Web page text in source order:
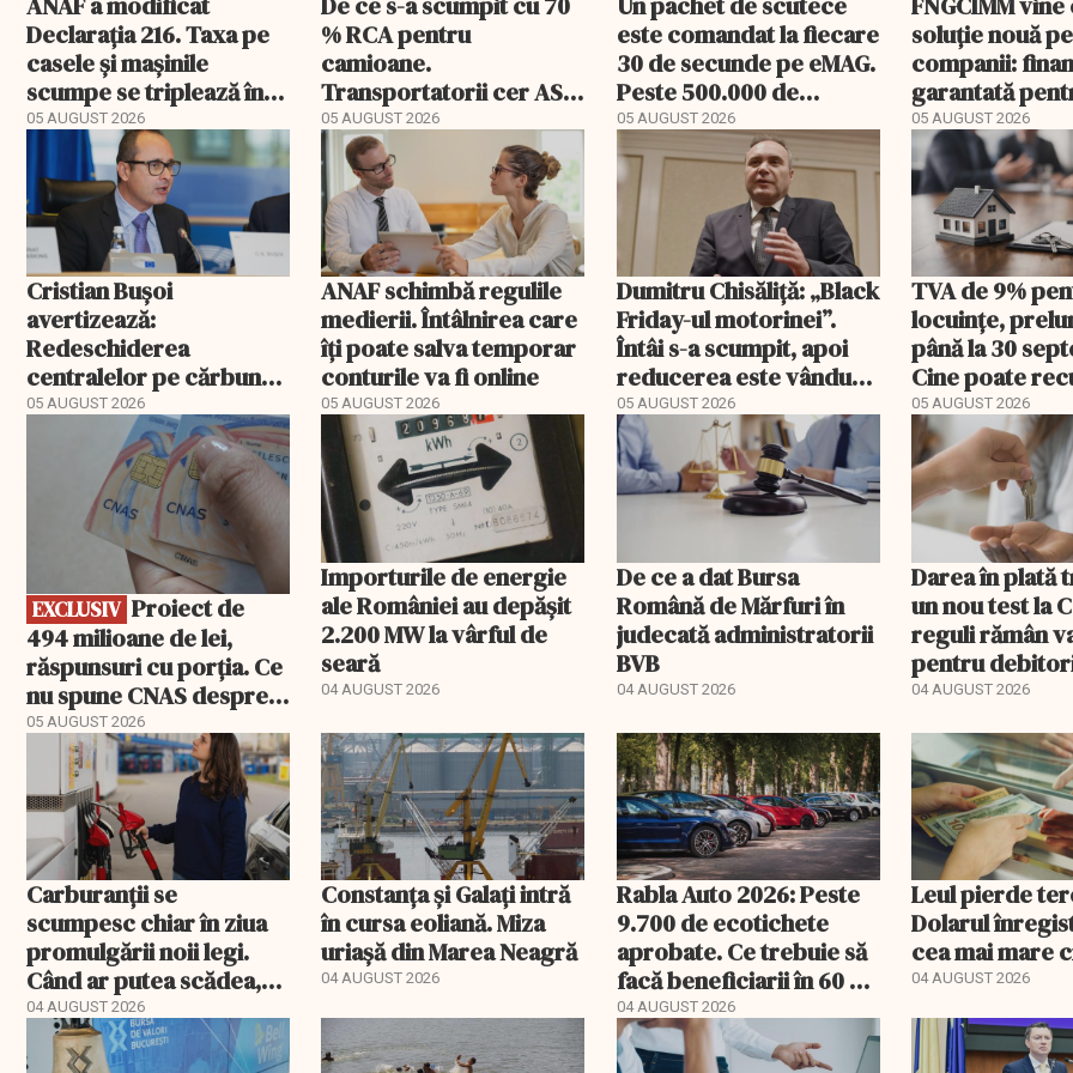
Declarația 216. Taxa pe
casele și mașinile
scumpe se triplează în
2026
05 AUGUST 2026
% RCA pentru
camioane.
Transportatorii cer ASF
să publice tarifele
05 AUGUST 2026
este comandat la fiecare
30 de secunde pe eMAG.
Peste 500.000 de
comenzi pentru
bebeluși au fost cu
livrare a doua
05 AUGUST 2026
soluție nouă
companii:
garantată
carburant și
05 AUGUST 2026
Cristian Bușoi
avertizează:
Redeschiderea
centralelor pe cărbune
poate costa România
peste un miliard de euro
05 AUGUST 2026
ANAF schimbă regulile
medierii. Întâlnirea care
îți poate salva temporar
conturile va fi online
05 AUGUST 2026
Dumitru Chisăliță: „Black
Friday-ul motorinei”.
Întâi s-a scumpit, apoi
reducerea este vândută
drept ajutor
05 AUGUST 2026
TVA de 9%
locuințe,
până la 30
Cine poate
diferența de
05 AUGUST 2026
EXCLUSIV
EXCLUSIV
494 milioane de lei,
răspunsuri cu porția. Ce
nu spune CNAS despre
noul PIAS
05 AUGUST 2026
Importurile de energie
ale României au depășit
2.200 MW la vârful de
seară
04 AUGUST 2026
De ce a dat Bursa
Română de Mărfuri în
judecată administratorii
BVB
04 AUGUST 2026
Darea în plată
un nou test la
reguli rămân
pentru
04 AUGUST 2026
Carburanții se
scumpesc chiar în ziua
promulgării noii legi.
Când ar putea scădea,
de fapt, prețul
motorinei
04 AUGUST 2026
Constanța și Galați intră
în cursa eoliană. Miza
uriașă din Marea Neagră
04 AUGUST 2026
Rabla Auto 2026: Peste
9.700 de ecotichete
aprobate. Ce trebuie să
facă beneficiarii în 60 de
zile
04 AUGUST 2026
Leul pierde
Dolarul
cea mai mare
04 AUGUST 2026